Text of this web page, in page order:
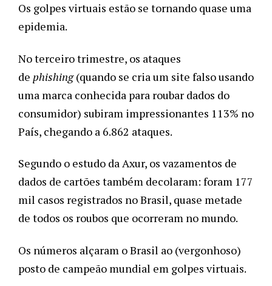
Os golpes virtuais estão se tornando quase uma
epidemia.
No terceiro trimestre, os ataques
de phishing(quando se cria um site falso usando
uma marca conhecida para roubar dados do
consumidor) subiram impressionantes 113% no
País, chegando a 6.862 ataques.
Segundo o estudo da Axur, os vazamentos de
dados de cartões também decolaram: foram 177
mil casos registrados no Brasil, quase metade
de todos os roubos que ocorreram no mundo.
Os números alçaram o Brasil ao (vergonhoso)
posto de campeão mundial em golpes virtuais.